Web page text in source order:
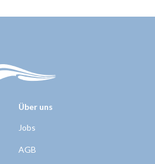
Über uns
Jobs
AGB